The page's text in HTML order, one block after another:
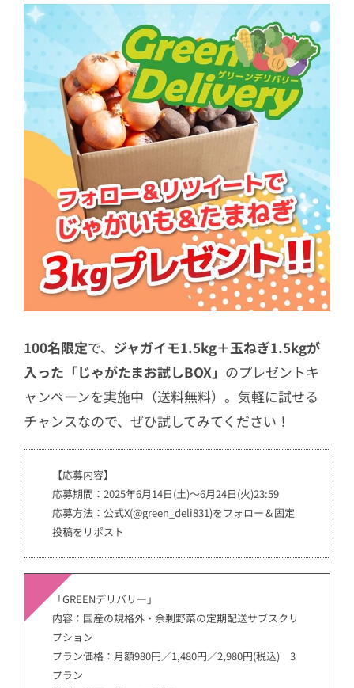
100名限定で、 ジャガイモ1.5kg＋玉ねぎ1.5kgが
入った「じゃがたまお試しBOX」 のプレゼントキ
ャンペーンを実施中（送料無料）。気軽に試せる
チャンスなので、ぜひ試してみてください！
【応募内容】
応募期間：2025年6月14日(土)～6月24日(火)23:59
応募方法：公式X(@green_deli831)をフォロー＆固定
投稿をリポスト
「GREENデリバリー」
内容：国産の規格外・余剰野菜の定期配送サブスクリ
プション
プラン価格：月額980円／1,480円／2,980円(税込) 3
プラン